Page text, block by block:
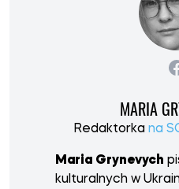
MARIA
Redaktorka na
Maria Grynevych
kulturalnych w